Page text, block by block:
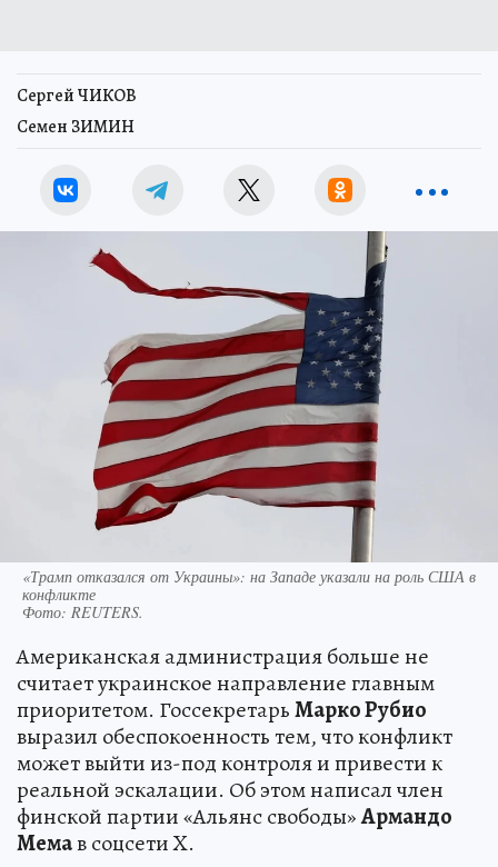
Сергей ЧИКОВ
Семен ЗИМИН
«Трамп отказался от Украины»: на Западе указали на роль США в
конфликте
Фото: REUTERS.
Американская администрация больше не
считает украинское направление главным
приоритетом. ГоссекретарьМарко Рубио
выразил обеспокоенность тем, что конфликт
может выйти из-под контроля и привести к
реальной эскалации. Об этом написал член
финской партии «Альянс свободы»Армандо
Мемав соцсети X.